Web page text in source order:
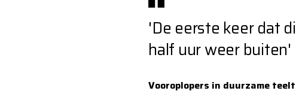
'De eerste keer dat
half uur weer buiten'
Vooroplopers in duurzame teelt